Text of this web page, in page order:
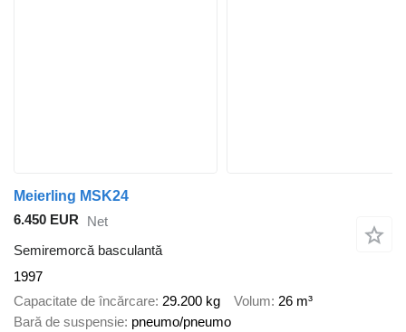
Meierling MSK24
6.450 EUR
Net
Semiremorcă basculantă
1997
Capacitate de încărcare 29.200 kg Volum 26 m³
Bară de suspensie pneumo/pneumo